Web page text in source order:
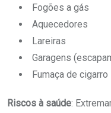
Fogões a gás
Aquecedores
Lareiras
Garagens
Fumaça de cigarro
Riscos à saúde: